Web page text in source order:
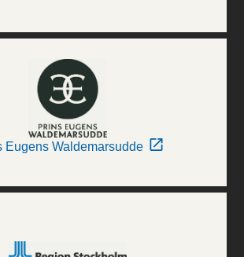
Eugens Waldemarsudde